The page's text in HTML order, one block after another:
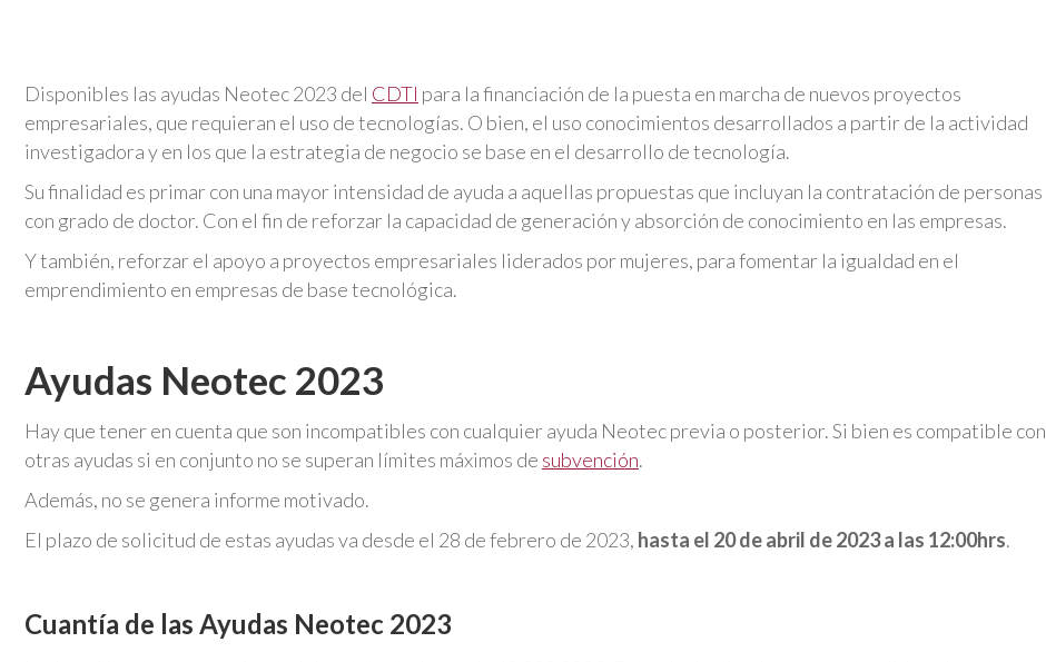
Disponibles las ayudas Neotec 2023 del CDTI para la financiación de la puesta en marcha de nuevos proyectos
empresariales, que requieran el uso de tecnologías. O bien, el uso conocimientos desarrollados a partir de la actividad
investigadora y en los que la estrategia de negocio se base en el desarrollo de tecnología.
Su finalidad es primar con una mayor intensidad de ayuda a aquellas propuestas que incluyan la contratación de personas
con grado de doctor. Con el fin de reforzar la capacidad de generación y absorción de conocimiento en las empresas.
Y también, reforzar el apoyo a proyectos empresariales liderados por mujeres, para fomentar la igualdad en el
emprendimiento en empresas de base tecnológica.
Ayudas Neotec 2023
Hay que tener en cuenta que son incompatibles con cualquier ayuda Neotec previa o posterior. Si bien es compatible con
otras ayudas si en conjunto no se superan límites máximos de subvención.
Además, no se genera informe motivado.
El plazo de solicitud de estas ayudas va desde el 28 de febrero de 2023, hasta el 20 de abril de 2023 a las 12:00hrs.
Cuantía de las Ayudas Neotec 2023